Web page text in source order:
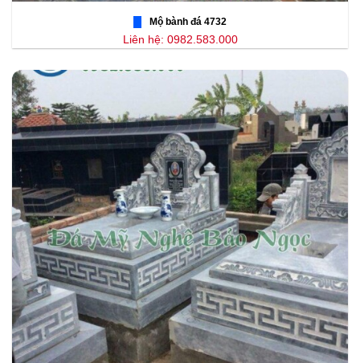
Mộ bành đá 4732
Liên hệ: 0982.583.000